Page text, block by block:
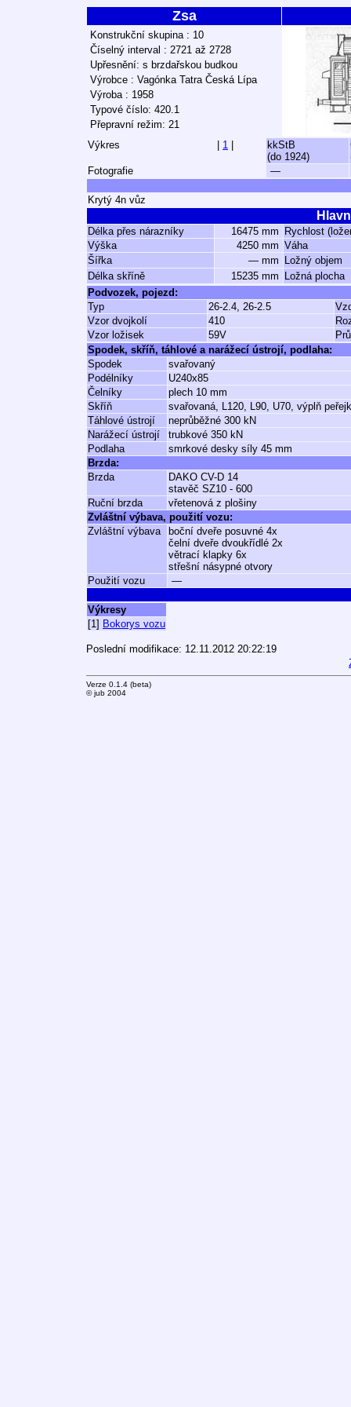
Zsa
Konstrukční skupina : 10
Číselný interval : 2721 až 2728
Upřesnění: s brzdařskou budkou
Výrobce : Vagónka Tatra Česká Lípa
Výroba : 1958
Typové číslo: 420.1
Přepravní režim: 21
Výkres
1
kkStB
(do 1924)
Fotografie
—
Krytý 4n vůz
Délka přes nárazníky 16475 mm
Rychlost
Výška
4250 mm Váha
Šířka
— mm
Ložný objem
Délka skříně
15235 mm
Ložná plocha
Podvozek, pojezd:
Typ
26-2.4, 26-2.5
Vzor dvojkolí
410
Vzor ložisek
59V
Spodek, skříň, táhlové a narážecí ústrojí, podlaha:
Spodek
svařovaný
Podélníky
U240x85
Čelníky
plech 10 mm
Skříň
svařovaná, L120, L90, U70, výplň
Táhlové ústrojí
neprůběžné 300 kN
Narážecí ústrojí
trubkové 350 kN
Podlaha
smrkové desky síly 45 mm
Brzda:
Brzda
DAKO CV-D 14
stavěč SZ10 - 600
Ruční brzda
vřetenová z plošiny
Zvláštní výbava, použití vozu:
Zvláštní výbava
boční dveře posuvné 4x
čelní dveře dvoukřídlé 2x
větrací klapky 6x
střešní násypné otvory
Použití vozu
—
Výkresy
[1] Bokorys vozu
Poslední modifikace: 12.11.2012 20:22:19
Verze 0.1.4 (beta)
© jub 2004